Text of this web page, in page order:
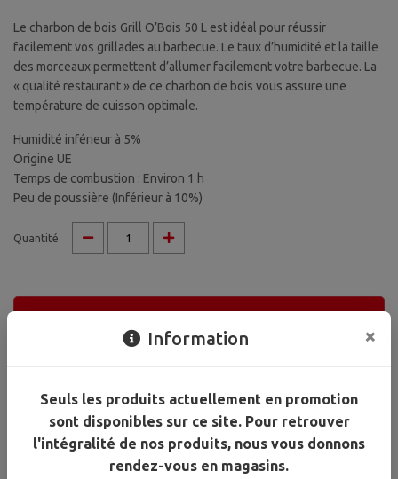
Le charbon de bois Grill O’Bois 50 L est idéal pour réussir
facilement vos grillades au barbecue. Le taux d’humidité et la taille
des morceaux permettent d’allumer facilement votre barbecue. La
« qualité restaurant » de ce charbon de bois vous assure une
température de cuisson optimale.
Humidité inférieur à 5%
Origine UE
Temps de combustion : Environ 1 h
Peu de poussière (Inférieur à 10%)
Quantité
de
de
gros
morceaux
Conditions de paiement
Information ×
Seuls les produits actuellement en promotion
sont disponibles sur ce site. Pour retrouver
l'intégralité de nos produits, nous vous donnons
rendez-vous en magasins.